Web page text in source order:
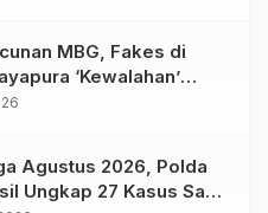
MBG, Fakes di
‘Kewalahan’
Korban
Agustus 2026, Polda
Ungkap 27 Kasus Sabu